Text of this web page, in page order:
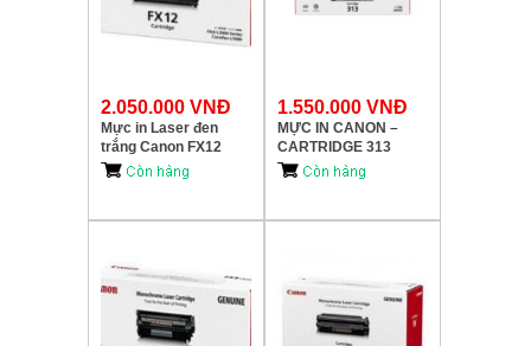
2.050.000 VNĐ
Mực in Laser đen
trắng Canon FX12
1.550.000 VNĐ
MỰC IN CANON –
CARTRIDGE 313